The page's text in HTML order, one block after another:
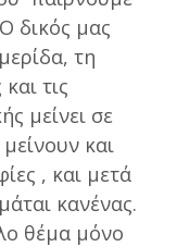
δικός μας
τη
τις
μείνει σε
και
, και μετά
κανένας.
θέμα μόνο